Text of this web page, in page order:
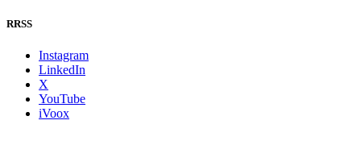
RRSS
Instagram
LinkedIn
X
YouTube
iVoox